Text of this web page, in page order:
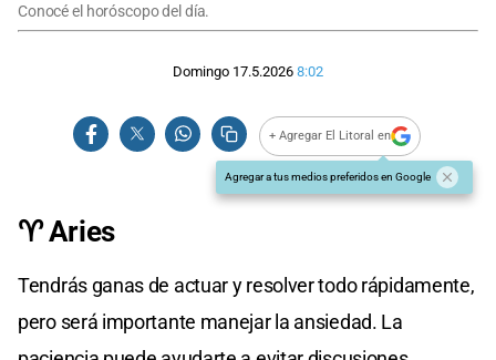
Conocé el horóscopo del día.
Domingo 17.5.2026 8:02
+ Agregar El Litoral en
Agregar a tus medios preferidos en Google
♈ Aries
Tendrás ganas de actuar y resolver todo rápidamente,
pero será importante manejar la ansiedad. La